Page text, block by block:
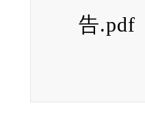
告.pdf